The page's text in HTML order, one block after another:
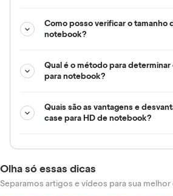
Como posso verificar o tamanho
notebook?
Qual é o método para determinar
para notebook?
Quais são as vantagens e
case para HD de notebook?
Olha só essas dicas
Separamos artigos e vídeos para sua